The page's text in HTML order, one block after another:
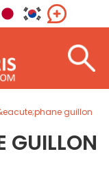
guillon
GUILLON